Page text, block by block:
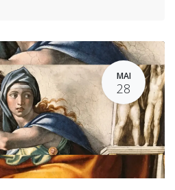
MAI
28